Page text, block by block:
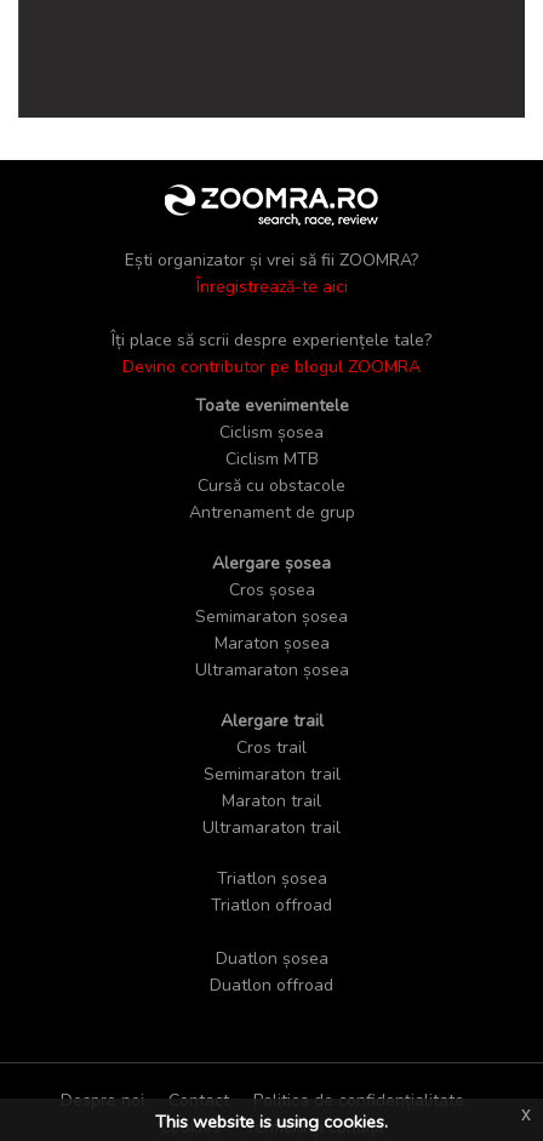
Ești organizator și vrei să fii ZOOMRA?
Înregistrează-te aici
Îți place să scrii despre experiențele tale?
Devino contributor pe blogul ZOOMRA
Toate evenimentele
Ciclism șosea
Ciclism MTB
Cursă cu obstacole
Antrenament de grup
Alergare șosea
Cros șosea
Semimaraton șosea
Maraton șosea
Ultramaraton șosea
Alergare trail
Cros trail
Semimaraton trail
Maraton trail
Ultramaraton trail
Triatlon șosea
Triatlon offroad
Duatlon șosea
Duatlon offroad
Despre noi Contact
Politica de confidențialitate
Cookies
Termeni și condiții
This website is using cookies. x